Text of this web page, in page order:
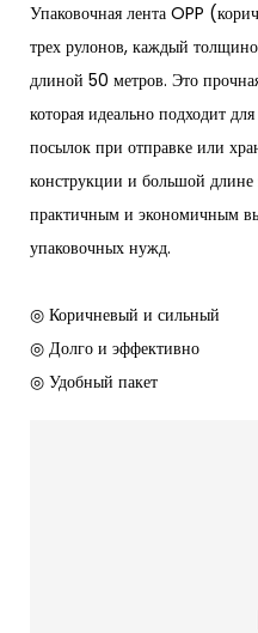
Упаковочная лента OPP
трех рулонов, каждый
длиной 50 метров. Это
которая идеально подходит
посылок при отправке или
конструкции и большой длине
практичным и экономичным
упаковочных нужд.
◎ Коричневый и сильный
◎ Долго и эффективно
◎ Удобный пакет